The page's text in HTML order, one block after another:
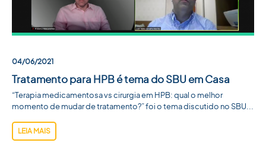
04/06/2021
Tratamento para HPB é tema do SBU em Casa
“Terapia medicamentosa vs cirurgia em HPB: qual o melhor
momento de mudar de tratamento?” foi o tema discutido no SBU...
LEIA MAIS